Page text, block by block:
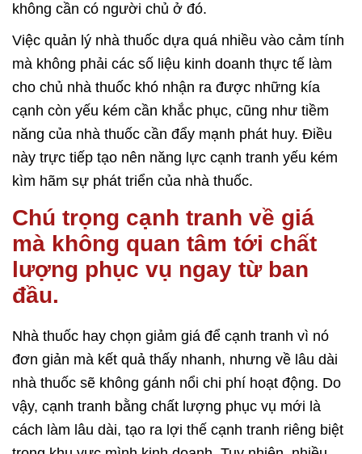
không cần có người chủ ở đó.
Việc quản lý nhà thuốc dựa quá nhiều vào cảm tính
mà không phải các số liệu kinh doanh thực tế làm
cho chủ nhà thuốc khó nhận ra được những kía
cạnh còn yếu kém cần khắc phục, cũng như tiềm
năng của nhà thuốc cần đẩy mạnh phát huy. Điều
này trực tiếp tạo nên năng lực cạnh tranh yếu kém
kìm hãm sự phát triển của nhà thuốc.
Chú trọng cạnh tranh về giá
mà không quan tâm tới chất
lượng phục vụ ngay từ ban
đầu.
Nhà thuốc hay chọn giảm giá để cạnh tranh vì nó
đơn giản mà kết quả thấy nhanh, nhưng về lâu dài
nhà thuốc sẽ không gánh nổi chi phí hoạt động. Do
vậy, cạnh tranh bằng chất lượng phục vụ mới là
cách làm lâu dài, tạo ra lợi thế cạnh tranh riêng biệt